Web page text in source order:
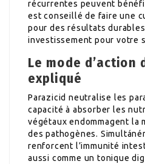
récurrentes peuvent
est conseillé de faire une
pour des résultats
investissement pour votre
Le mode d’action
expliqué
Parazicid neutralise les
capacité à absorber les
végétaux endommagent la
des pathogènes.
renforcent l’immunité
aussi comme un tonique